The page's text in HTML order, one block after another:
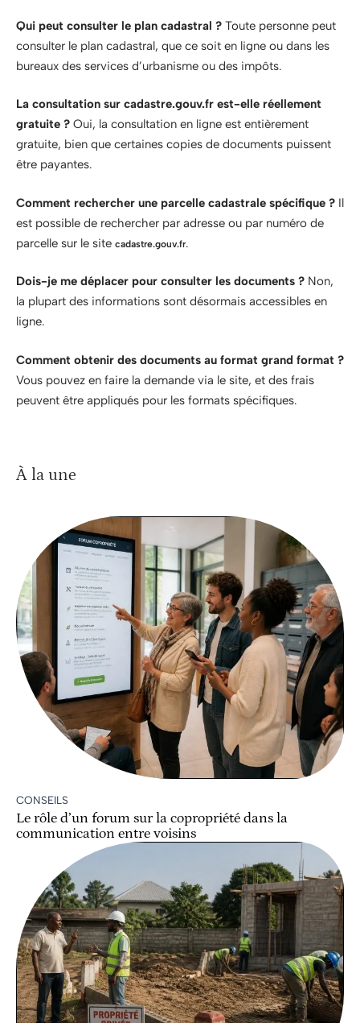
Qui peut consulter le plan cadastral ? Toute personne peut
consulter le plan cadastral, que ce soit en ligne ou dans les
bureaux des services d’urbanisme ou des impôts.
La consultation sur cadastre.gouv.fr est-elle réellement
gratuite ? Oui, la consultation en ligne est entièrement
gratuite, bien que certaines copies de documents puissent
être payantes.
Comment rechercher une parcelle cadastrale spécifique ? Il
est possible de rechercher par adresse ou par numéro de
parcelle sur le site cadastre.gouv.fr.
Dois-je me déplacer pour consulter les documents ? Non,
la plupart des informations sont désormais accessibles en
ligne.
Comment obtenir des documents au format grand format ?
Vous pouvez en faire la demande via le site, et des frais
peuvent être appliqués pour les formats spécifiques.
À la une
CONSEILS
Le rôle d’un forum sur la copropriété dans la
communication entre voisins